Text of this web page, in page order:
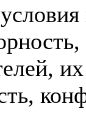
их